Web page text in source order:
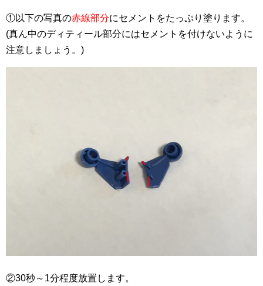
①以下の写真の赤線部分にセメントをたっぷり塗ります。
(真ん中のディティール部分にはセメントを付けないように
注意しましょう。)
②30秒～1分程度放置します。